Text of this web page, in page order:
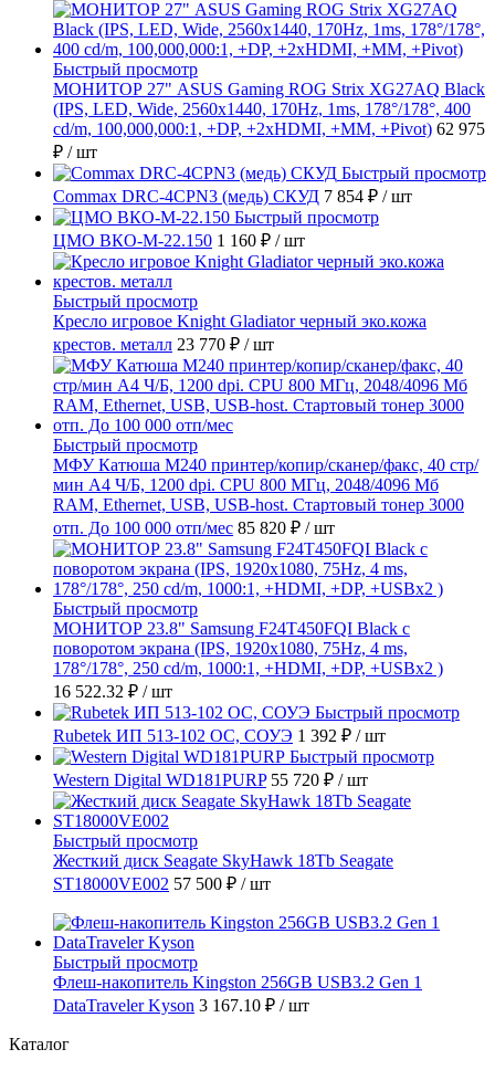
Быстрый просмотр
МОНИТОР 27" ASUS Gaming ROG Strix XG27AQ Black
(IPS, LED, Wide, 2560x1440, 170Hz, 1ms, 178°/178°, 400
cd/m, 100,000,000:1, +DP, +2хHDMI, +MM, +Pivot) 62 975
₽ / шт
Быстрый просмотр
Commax DRC-4CPN3 (медь) СКУД 7 854 ₽ / шт
Быстрый просмотр
ЦМО ВКО-М-22.150 1 160 ₽ / шт
Быстрый просмотр
Кресло игровое Knight Gladiator черный эко.кожа
крестов. металл 23 770 ₽ / шт
Быстрый просмотр
МФУ Катюша M240 принтер/копир/сканер/факс, 40 стр/
мин А4 Ч/Б, 1200 dpi. CPU 800 МГц, 2048/4096 Мб
RAM, Ethernet, USB, USB-host. Стартовый тонер 3000
отп. До 100 000 отп/мес 85 820 ₽ / шт
Быстрый просмотр
МОНИТОР 23.8" Samsung F24T450FQI Black с
поворотом экрана (IPS, 1920x1080, 75Hz, 4 ms,
178°/178°, 250 cd/m, 1000:1, +HDMI, +DP, +USBx2 )
16 522.32 ₽ / шт
Быстрый просмотр
Rubetek ИП 513-102 ОС, СОУЭ 1 392 ₽ / шт
Быстрый просмотр
Western Digital WD181PURP 55 720 ₽ / шт
Быстрый просмотр
Жесткий диск Seagate SkyHawk 18Tb Seagate
ST18000VE002 57 500 ₽ / шт
Быстрый просмотр
Флеш-накопитель Kingston 256GB USB3.2 Gen 1
DataTraveler Kyson 3 167.10 ₽ / шт
Каталог